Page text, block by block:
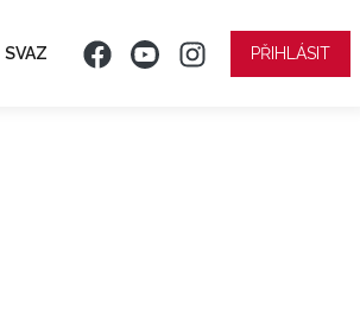
SVAZ PŘIHLÁSIT